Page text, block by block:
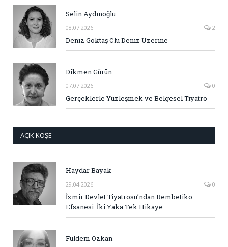
Selin Aydınoğlu
08.07.2026 2
Deniz Göktaş Ölü Deniz Üzerine
Dikmen Gürün
07.07.2026 0
Gerçeklerle Yüzleşmek ve Belgesel Tiyatro
AÇIK KÖŞE
Haydar Bayak
29.04.2026 0
İzmir Devlet Tiyatrosu’ndan Rembetiko
Efsanesi: İki Yaka Tek Hikaye
Fuldem Özkan